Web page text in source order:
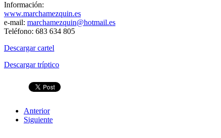
Información:
www.marchamezquin.es
e-mail: marchamezquin@hotmail.es
Teléfono: 683 634 805
Descargar cartel
Descargar tríptico
Anterior
Siguiente